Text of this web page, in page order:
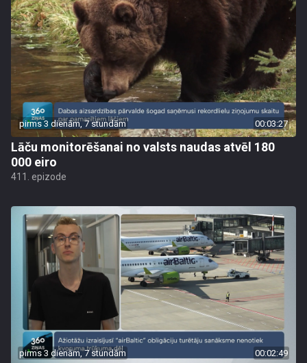
pirms 3 dienām, 7 stundām 00:03:27
Lāču monitorēšanai no valsts naudas atvēl 180
000 eiro
411. epizode
pirms 3 dienām, 7 stundām 00:02:49